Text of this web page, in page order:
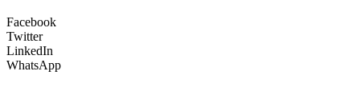
Facebook
Twitter
LinkedIn
WhatsApp